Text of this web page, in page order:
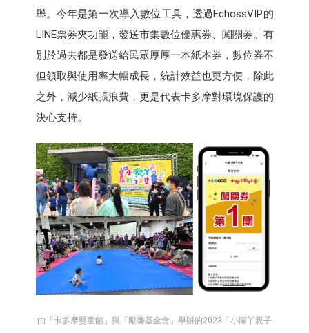
舉。今年是第一次導入數位工具，透過EchossVIP的
LINE票券夾功能，發送市集數位優惠券、闖關券。有
別於過去都是發送給民眾厚厚一本紙本券，數位券不
但領取與使用率大幅成長，統計效益也更方便，除此
之外，減少紙張浪費，更是代表卡多摩對環境保護的
決心支持。
由「卡多摩嬰童館」與「勵馨基金會」舉辦的2023「小腳丫親子